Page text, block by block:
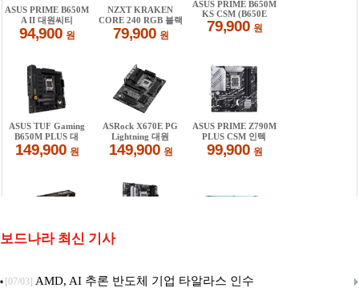
보드나라 최신 기사
[07/03] AMD, AI 추론 반도체 기업 타알라스 인수